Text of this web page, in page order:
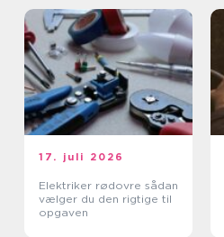
17. juli 2026
Elektriker rødovre sådan
vælger du den rigtige til
opgaven